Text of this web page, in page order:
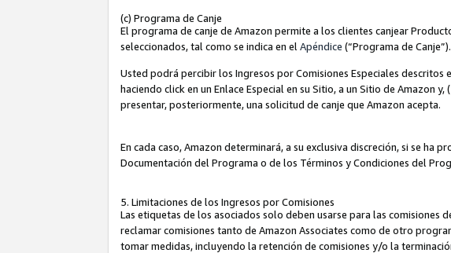
(c) Programa de Canje
El programa de canje de Amazon permite a los clientes canjear
seleccionados, tal como se indica en el Apéndice (“Programa de Canje”).
Usted podrá percibir los Ingresos por Comisiones Especiales descritos
haciendo click en un Enlace Especial en su Sitio, a un Sitio de Amazon
presentar, posteriormente, una solicitud de canje que Amazon acepta.
En cada caso, Amazon determinará, a su exclusiva discreción, si se ha
Documentación del Programa o de los Términos y Condiciones del
5. Limitaciones de los Ingresos por Comisiones
Las etiquetas de los asociados solo deben usarse para las comisiones
reclamar comisiones tanto de Amazon Associates como de otro
tomar medidas, incluyendo la retención de comisiones y/o la